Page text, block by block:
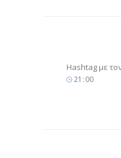
Hashtag με
21 00